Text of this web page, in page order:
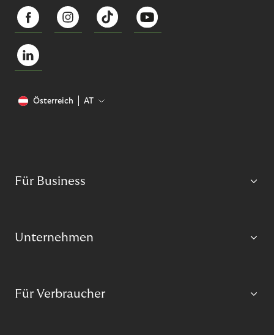
Österreich AT
Für Business
Unternehmen
Für Verbraucher